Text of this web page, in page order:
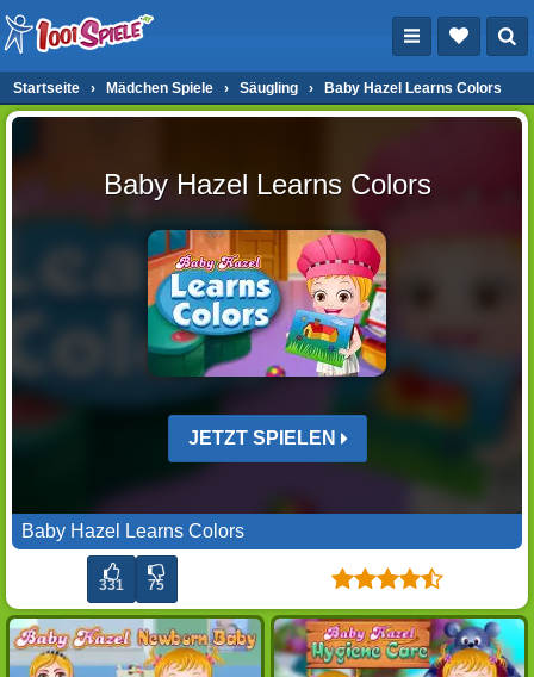
Startseite › Mädchen Spiele › Säugling › Baby Hazel Learns Colors
Baby Hazel Learns Colors
JETZT SPIELEN
Baby Hazel Learns Colors
331 75